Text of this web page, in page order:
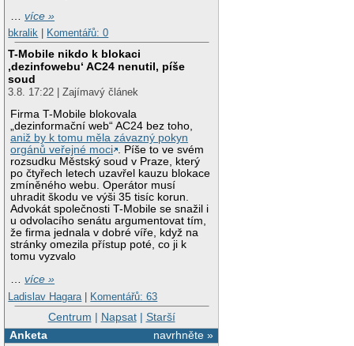
…více »
bkralik
Komentářů: 0
T-Mobile nikdo k blokaci
‚dezinfowebu‘ AC24 nenutil, píše
soud
3.8. 17:22 | Zajímavý článek
Firma T-Mobile blokovala
„dezinformační web“ AC24 bez toho,
aniž by k tomu měla závazný pokyn
orgánů veřejné moci . Píše to ve svém
rozsudku Městský soud v Praze, který
po čtyřech letech uzavřel kauzu blokace
zmíněného webu. Operátor musí
uhradit škodu ve výši 35 tisíc korun.
Advokát společnosti T-Mobile se snažil i
u odvolacího senátu argumentovat tím,
že firma jednala v dobré víře, když na
stránky omezila přístup poté, co ji k
tomu vyzvalo
…více »
Ladislav Hagara | Komentářů: 63
Centrum | Napsat| Starší
navrhněte »
Anketa